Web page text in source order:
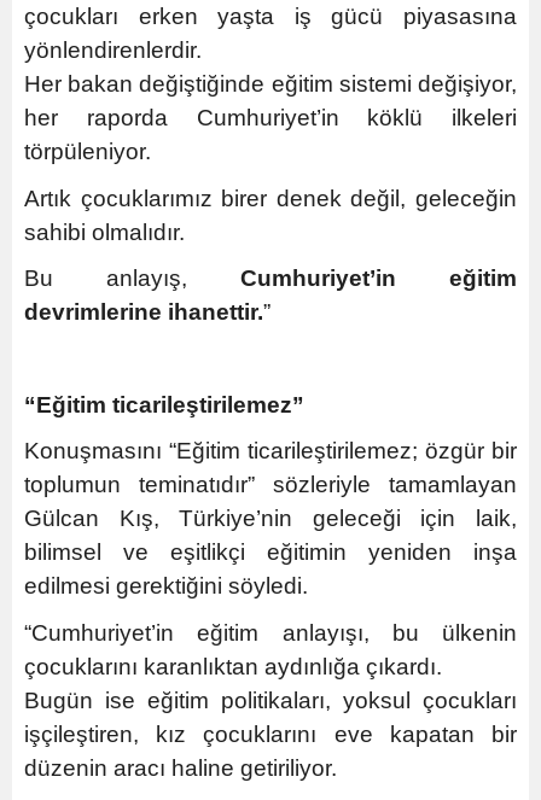
çocukları erken yaşta iş gücü piyasasına
yönlendirenlerdir.
Her bakan değiştiğinde eğitim sistemi değişiyor,
her raporda Cumhuriyet’in köklü ilkeleri
törpüleniyor.
Artık çocuklarımız birer denek değil, geleceğin
sahibi olmalıdır.
Bu anlayış, Cumhuriyet’in eğitim
devrimlerine ihanettir.”
“Eğitim ticarileştirilemez”
Konuşmasını “Eğitim ticarileştirilemez; özgür bir
toplumun teminatıdır” sözleriyle tamamlayan
Gülcan Kış, Türkiye’nin geleceği için laik,
bilimsel ve eşitlikçi eğitimin yeniden inşa
edilmesi gerektiğini söyledi.
“Cumhuriyet’in eğitim anlayışı, bu ülkenin
çocuklarını karanlıktan aydınlığa çıkardı.
Bugün ise eğitim politikaları, yoksul çocukları
işçileştiren, kız çocuklarını eve kapatan bir
düzenin aracı haline getiriliyor.